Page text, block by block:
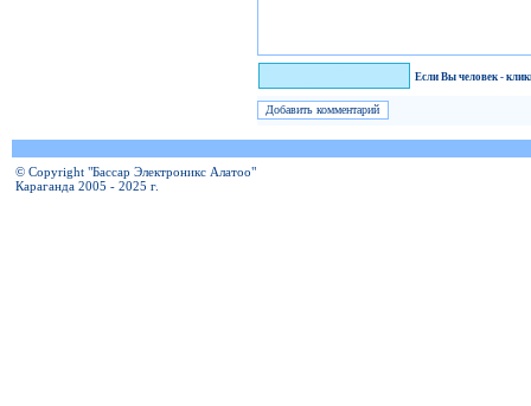
Если Вы человек -
© Copyright "Бассар Электроникс Алатоо"
Караганда 2005 - 2025 г.